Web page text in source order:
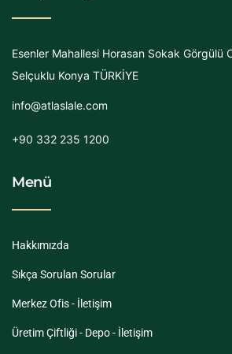
Esenler Mahallesi Horasan Sokak Görgülü
Selçuklu Konya TÜRKİYE
info@atlaslale.com
+90 332 235 1200
Menü
Hakkımızda
Sıkça Sorulan Sorular
Merkez Ofis - İletişim
Üretim Çiftliği - Depo - İletişim